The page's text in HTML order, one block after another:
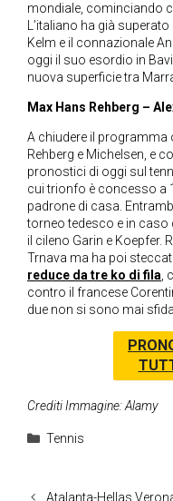
mondiale, cominciando
L’italiano ha già
Kelm e il connazionale
oggi il suo esordio in
nuova superficie tra
Max Hans Rehberg –
A chiudere il programma
Rehberg e Michelsen, e
pronostici di oggi sul
cui trionfo è concesso a
padrone di casa.
torneo tedesco e in caso
il cileno Garin e Koepfer.
Trnava ma ha poi
reduce da tre ko di fila,
contro il francese
due non si sono mai
Crediti Immagine: Alamy
Categorie
Tennis
Atalanta-Hellas